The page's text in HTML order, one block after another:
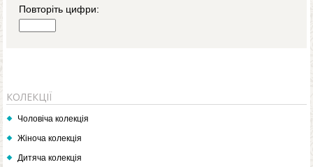
Повторіть цифри:
КОЛЕКЦІЇ
Чоловіча колекція
Жіноча колекція
Дитяча колекція